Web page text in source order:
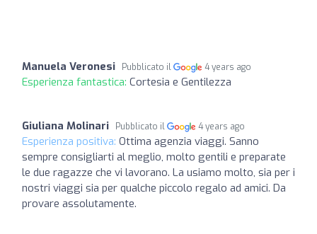
Manuela Veronesi Pubblicato il 4 years ago
Esperienza fantastica: Cortesia e Gentilezza
Giuliana Molinari Pubblicato il 4 years ago
Esperienza positiva: Ottima agenzia viaggi. Sanno
sempre consigliarti al meglio, molto gentili e preparate
le due ragazze che vi lavorano. La usiamo molto, sia per i
nostri viaggi sia per qualche piccolo regalo ad amici. Da
provare assolutamente.